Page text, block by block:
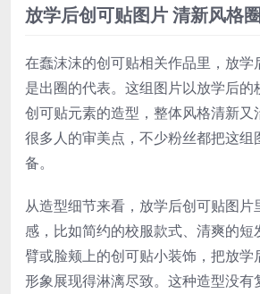
放学后创可贴图片 清新风格
在蠢沫沫的创可贴相关作品里，放学
是出圈的代表。这组图片以放学后的
创可贴元素的造型，整体风格清新又
很多人的审美点，不少粉丝都把这组
备。
从造型细节来看，放学后创可贴图片
感，比如简约的校服款式、清爽的短
臂或脸颊上的创可贴小装饰，把放学
形象展现得淋漓尽致。这种造型没有